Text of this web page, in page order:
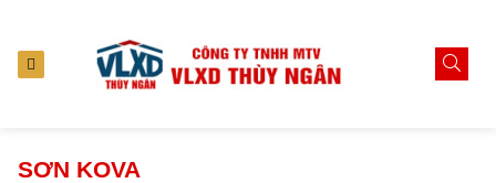
SƠN KOVA